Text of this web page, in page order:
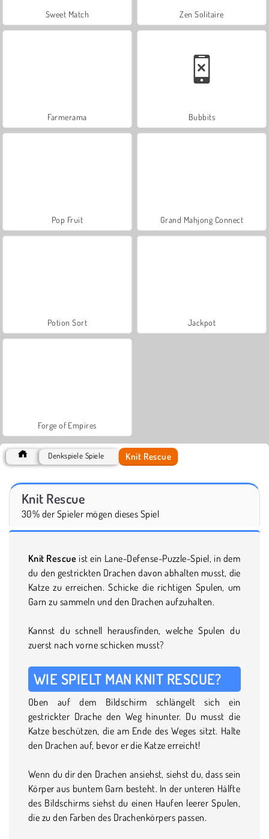
Sweet Match Zen Solitaire
Farmerama Bubbits
Pop Fruit Grand Mahjong Connect
Potion Sort Jackpot
Forge of Empires
Denkspiele Spiele Knit Rescue
Knit Rescue
30% der Spieler mögen dieses Spiel
Knit Rescue ist ein Lane-Defense-Puzzle-Spiel, in dem
du den gestrickten Drachen davon abhalten musst, die
Katze zu erreichen. Schicke die richtigen Spulen, um
Garn zu sammeln und den Drachen aufzuhalten.
Kannst du schnell herausfinden, welche Spulen du
zuerst nach vorne schicken musst?
WIE SPIELT MAN KNIT RESCUE?
Oben auf dem Bildschirm schlängelt sich ein
gestrickter Drache den Weg hinunter. Du musst die
Katze beschützen, die am Ende des Weges sitzt. Halte
den Drachen auf, bevor er die Katze erreicht!
Wenn du dir den Drachen ansiehst, siehst du, dass sein
Körper aus buntem Garn besteht. In der unteren Hälfte
des Bildschirms siehst du einen Haufen leerer Spulen,
die zu den Farben des Drachenkörpers passen.